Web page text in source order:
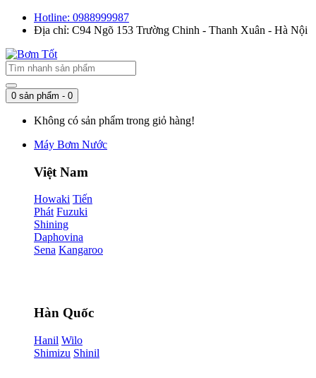
Hotline: 0988999987
Địa chỉ: C94 Ngõ 153 Trường Chinh - Thanh Xuân - Hà Nội
0 sản phẩm - 0
Không có sản phẩm trong giỏ hàng!
Máy Bơm Nước
Việt Nam
Howaki Tiến
Phát Fuzuki
Shining
Daphovina
Sena Kangaroo
Hàn Quốc
Hanil Wilo
Shimizu Shinil